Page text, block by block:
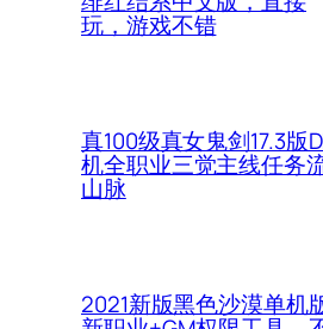
玩，游戏不错
真100级真女鬼剑17.3版
机全职业三觉主线任务
山脉
2021新版黑色沙漠单机